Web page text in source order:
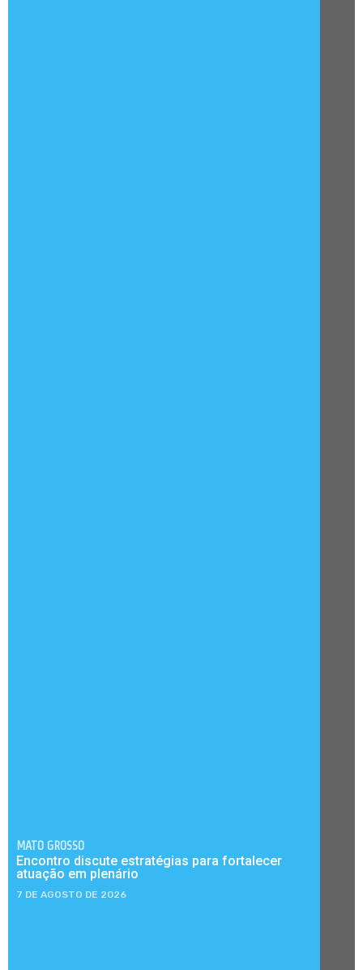
MATO GROSSO
Encontro discute estratégias para fortalecer
atuação em plenário
7 DE AGOSTO DE 2026